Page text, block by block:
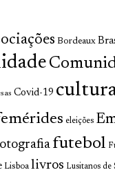
Bordeaux
Covid-19
eleições
futebol
Lisboa livros Lusitanos de